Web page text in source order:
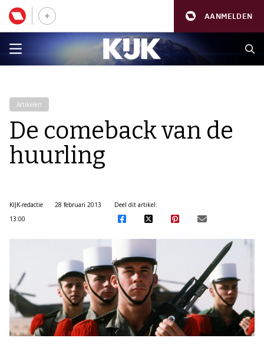
AANMELDEN
Artikelen
De comeback van de
huurling
KIJK-redactie
28 februari 2013
13:00
Deel dit artikel: